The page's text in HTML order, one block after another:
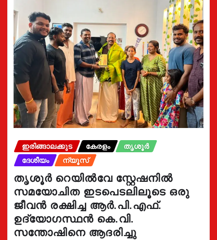
ഇരിങ്ങാലക്കുട കേരളം
തൃശൂർ
ദേശീയം
ന്യൂസ്
തൃശൂർ റെയിൽവേ സ്റ്റേഷനിൽ
സമയോചിത ഇടപെടലിലൂടെ ഒരു
ജീവൻ രക്ഷിച്ച ആർ.പി.എഫ്.
ഉദ്യോഗസ്ഥൻ കെ.വി.
സന്തോഷിനെ ആദരിച്ചു